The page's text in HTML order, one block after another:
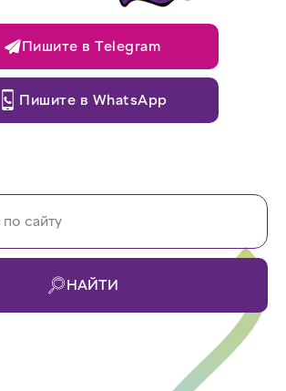
Пишите в Telegram
Пишите в WhatsApp
НАЙТИ